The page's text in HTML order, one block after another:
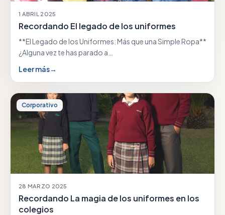
1 ABRIL 2025
Recordando El legado de los uniformes
**El Legado de los Uniformes: Más que una Simple Ropa**
¿Alguna vez te has parado a…
Leer más→
Corporativo
28 MARZO 2025
Recordando La magia de los uniformes en los
colegios